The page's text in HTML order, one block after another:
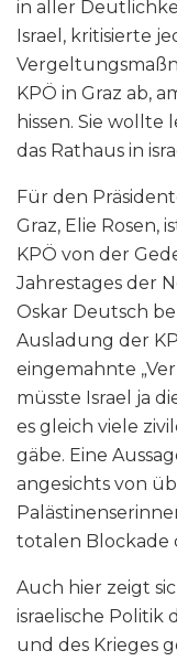
in aller
Israel, kritisierte
KPÖ in Graz ab,
hissen. Sie
das Rathaus in
Für den
Graz, Elie Rosen,
KPÖ von der
Jahrestages der
Oskar Deutsch
Ausladung der
eingemahnte
müsste Israel ja
es gleich viele
gäbe. Eine
angesichts von
totalen Blockade
Auch hier zeigt
israelische Politik
und des Krieges